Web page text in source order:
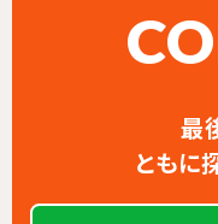
最
ともに